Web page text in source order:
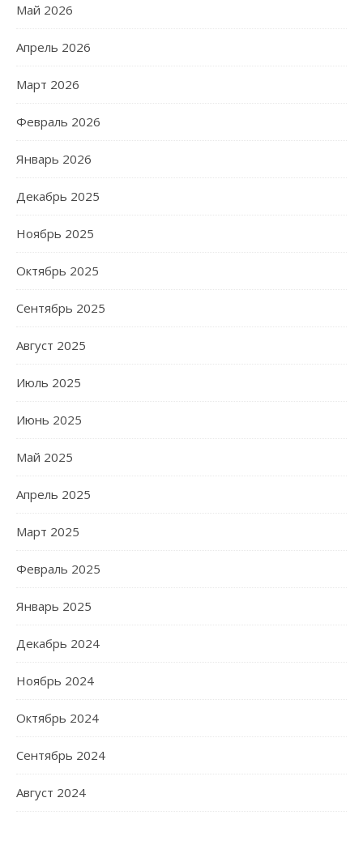
Май 2026
Апрель 2026
Март 2026
Февраль 2026
Январь 2026
Декабрь 2025
Ноябрь 2025
Октябрь 2025
Сентябрь 2025
Август 2025
Июль 2025
Июнь 2025
Май 2025
Апрель 2025
Март 2025
Февраль 2025
Январь 2025
Декабрь 2024
Ноябрь 2024
Октябрь 2024
Сентябрь 2024
Август 2024